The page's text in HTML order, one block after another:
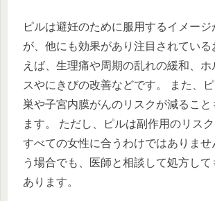
ピルは避妊のために服用するイメージ
が、他にも効果があり注目されている
えば、生理痛や周期の乱れの緩和、ホ
スやにきびの改善などです。 また、
巣や子宮内膜がんのリスクが減ること
ます。 ただし、ピルは副作用のリスク
すべての女性に合うわけではありませ
う場合でも、医師と相談して処方し
あります。